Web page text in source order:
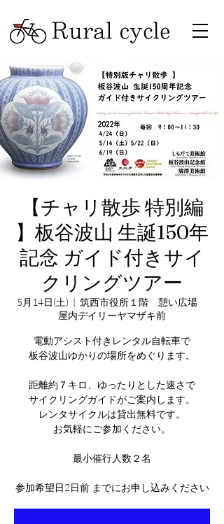
【チャリ散歩 特別編
】板谷波山 生誕150年
記念 ガイド付きサイ
クリングツアー
5月14日(土)
  |
筑西市役所１階 憩い広場
屋内デイリーヤマザキ前
電動アシスト付きレンタル自転車で
板谷波山ゆかりの場所をめぐります。
距離約７キロ、ゆったりとした速さで
サイクリングガイドがご案内します。
レンタサイクルは貸出無料です。
お気軽にご参加ください。
最小催行人数２名
参加希望日2日前 までにお申し込みください